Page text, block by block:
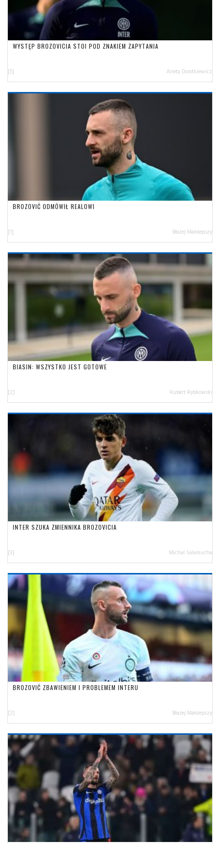
WYSTĘP BROZOVICIA STOI POD ZNAKIEM ZAPYTANIA
[5] Aneta Dorotkiewicz
BROZOVIĆ ODMÓWIŁ REALOWI
[1] Błażej Małolepszy
BIASIN: WSZYSTKO JEST GOTOWE
[2] Hubert Rybkowski
INTER SZUKA ZMIENNIKA BROZOVICIA
[3] Michał Salamucha
BROZOVIĆ ZBAWIENIEM I PROBLEMEM INTERU
[2] Błażej Małolepszy